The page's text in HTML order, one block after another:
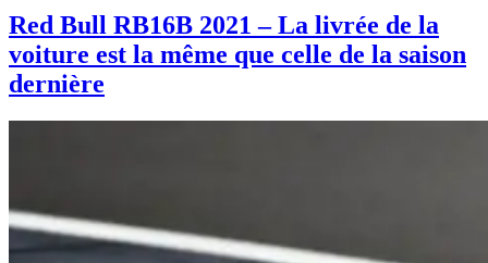
Red Bull RB16B 2021 – La livrée de la
voiture est la même que celle de la saison
dernière